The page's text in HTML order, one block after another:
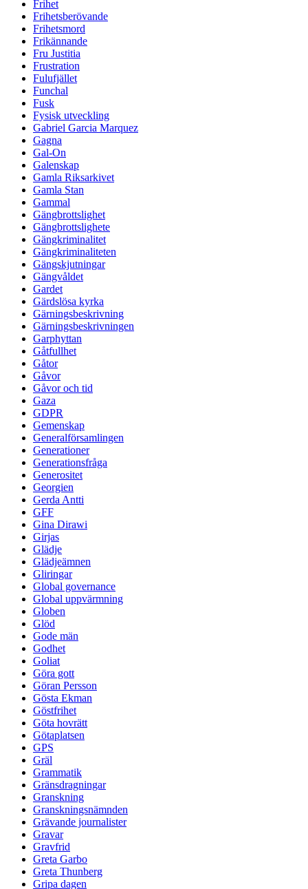
Frihet
Frihetsberövande
Frihetsmord
Frikännande
Fru Justitia
Frustration
Fulufjället
Funchal
Fusk
Fysisk utveckling
Gabriel Garcia Marquez
Gagna
Gal-On
Galenskap
Gamla Riksarkivet
Gamla Stan
Gammal
Gängbrottslighet
Gängbrottslighete
Gängkriminalitet
Gängkriminaliteten
Gängskjutningar
Gängvåldet
Gardet
Gärdslösa kyrka
Gärningsbeskrivning
Gärningsbeskrivningen
Garphyttan
Gåtfullhet
Gåtor
Gåvor
Gåvor och tid
Gaza
GDPR
Gemenskap
Generalförsamlingen
Generationer
Generationsfråga
Generositet
Georgien
Gerda Antti
GFF
Gina Dirawi
Girjas
Glädje
Glädjeämnen
Gliringar
Global governance
Global uppvärmning
Globen
Glöd
Gode män
Godhet
Goliat
Göra gott
Göran Persson
Gösta Ekman
Göstfrihet
Göta hovrätt
Götaplatsen
GPS
Gräl
Grammatik
Gränsdragningar
Granskning
Granskningsnämnden
Grävande journalister
Gravar
Gravfrid
Greta Garbo
Greta Thunberg
Gripa dagen